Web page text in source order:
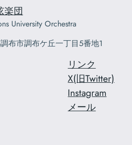
楽団
University Orchestra
布市調布ケ丘一丁目5番地1
リンク
X(旧Twitter)
Instagram
メール